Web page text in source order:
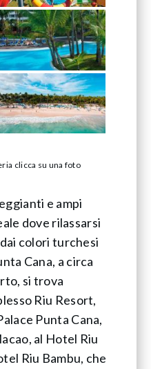
clicca su una foto
e ampi
dove rilassarsi
colori turchesi
Cana, a circa
si trova
Riu Resort,
Punta Cana,
al Hotel Riu
Riu Bambu, che